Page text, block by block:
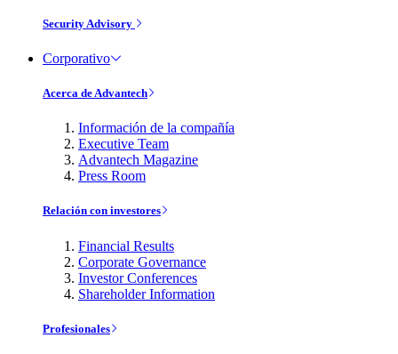
Security Advisory
Corporativo
Acerca de Advantech
Información de la compañía
Executive Team
Advantech Magazine
Press Room
Relación con investores
Financial Results
Corporate Governance
Investor Conferences
Shareholder Information
Profesionales